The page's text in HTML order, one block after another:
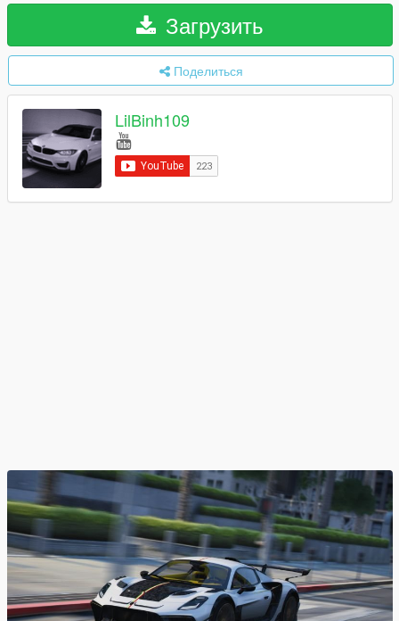
Загрузить
Поделиться
LilBinh109